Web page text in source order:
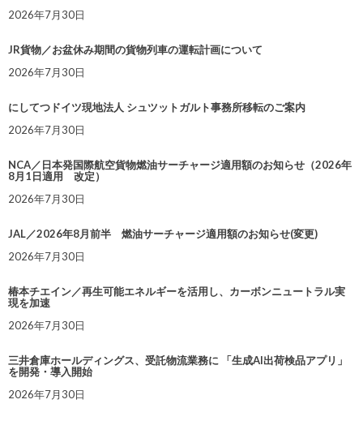
2026年7月30日
JR貨物／お盆休み期間の貨物列車の運転計画について
2026年7月30日
にしてつドイツ現地法人 シュツットガルト事務所移転のご案内
2026年7月30日
NCA／日本発国際航空貨物燃油サーチャージ適用額のお知らせ（2026年
8月1日適用 改定）
2026年7月30日
JAL／2026年8月前半 燃油サーチャージ適用額のお知らせ(変更)
2026年7月30日
椿本チエイン／再生可能エネルギーを活用し、カーボンニュートラル実
現を加速
2026年7月30日
三井倉庫ホールディングス、受託物流業務に 「生成AI出荷検品アプリ」
を開発・導入開始
2026年7月30日